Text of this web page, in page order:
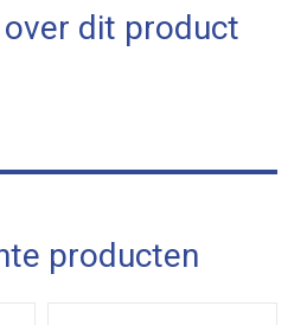
dit product
producten